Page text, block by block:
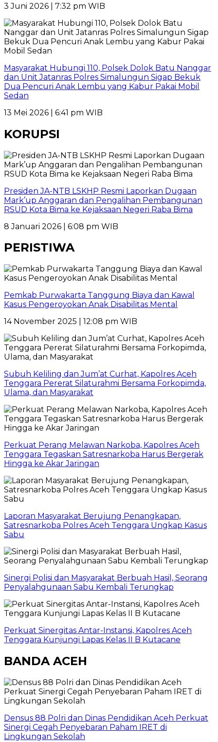
3 Juni 2026 | 7:32 pm WIB
Masyarakat Hubungi 110, Polsek Dolok Batu Nanggar
dan Unit Jatanras Polres Simalungun Sigap Bekuk
Dua Pencuri Anak Lembu yang Kabur Pakai Mobil
Sedan
13 Mei 2026 | 6:41 pm WIB
KORUPSI
Presiden JA-NTB LSKHP Resmi Laporkan Dugaan
Mark’up Anggaran dan Pengalihan Pembangunan
RSUD Kota Bima ke Kejaksaan Negeri Raba Bima
8 Januari 2026 | 6:08 pm WIB
PERISTIWA
Pemkab Purwakarta Tanggung Biaya dan Kawal
Kasus Pengeroyokan Anak Disabilitas Mental
14 November 2025 | 12:08 pm WIB
Subuh Keliling dan Jum’at Curhat, Kapolres Aceh
Tenggara Pererat Silaturahmi Bersama Forkopimda,
Ulama, dan Masyarakat
Perkuat Perang Melawan Narkoba, Kapolres Aceh
Tenggara Tegaskan Satresnarkoba Harus Bergerak
Hingga ke Akar Jaringan
Laporan Masyarakat Berujung Penangkapan,
Satresnarkoba Polres Aceh Tenggara Ungkap Kasus
Sabu
Sinergi Polisi dan Masyarakat Berbuah Hasil, Seorang
Penyalahgunaan Sabu Kembali Terungkap
Perkuat Sinergitas Antar-Instansi, Kapolres Aceh
Tenggara Kunjungi Lapas Kelas II B Kutacane
BANDA ACEH
Densus 88 Polri dan Dinas Pendidikan Aceh Perkuat
Sinergi Cegah Penyebaran Paham IRET di
Lingkungan Sekolah